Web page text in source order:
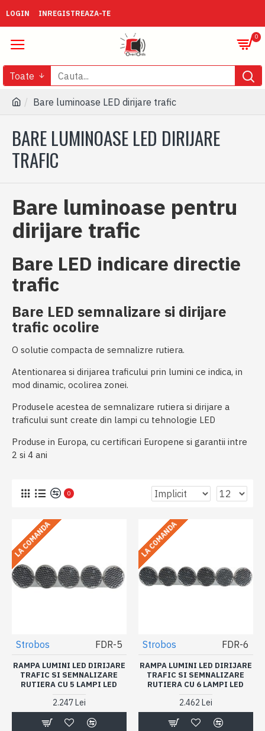
LOGIN INREGISTREAZA-TE
0
Toate
Bare luminoase LED dirijare trafic
BARE LUMINOASE LED DIRIJARE
TRAFIC
Bare luminoase pentru
dirijare trafic
Bare LED indicare directie
trafic
Bare LED semnalizare si dirijare
trafic ocolire
O solutie compacta de semnalizre rutiera.
Atentionarea si dirijarea traficului prin lumini ce indica, in
mod dinamic, ocolirea zonei.
Produsele acestea de semnalizare rutiera si dirijare a
traficului sunt create din lampi cu tehnologie LED
Produse in Europa, cu certificari Europene si garantii intre
2 si 4 ani
0
LA COMANDA
Strobos FDR-5
RAMPA LUMINI LED DIRIJARE
TRAFIC SI SEMNALIZARE
RUTIERA CU 5 LAMPI LED
2.247 Lei
LA COMANDA
Strobos FDR-6
RAMPA LUMINI LED DIRIJARE
TRAFIC SI SEMNALIZARE
RUTIERA CU 6 LAMPI LED
2.462 Lei